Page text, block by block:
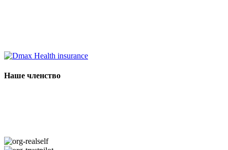
Наше членство